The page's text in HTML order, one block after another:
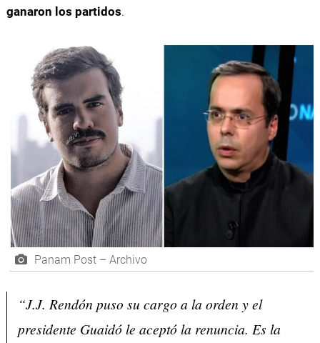
ganaron los partidos.
Panam Post – Archivo
“J.J. Rendón puso su cargo a la orden y el
presidente Guaidó le aceptó la renuncia. Es la